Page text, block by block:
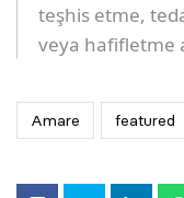
teşhis etme,
veya hafifletme
Amare featured